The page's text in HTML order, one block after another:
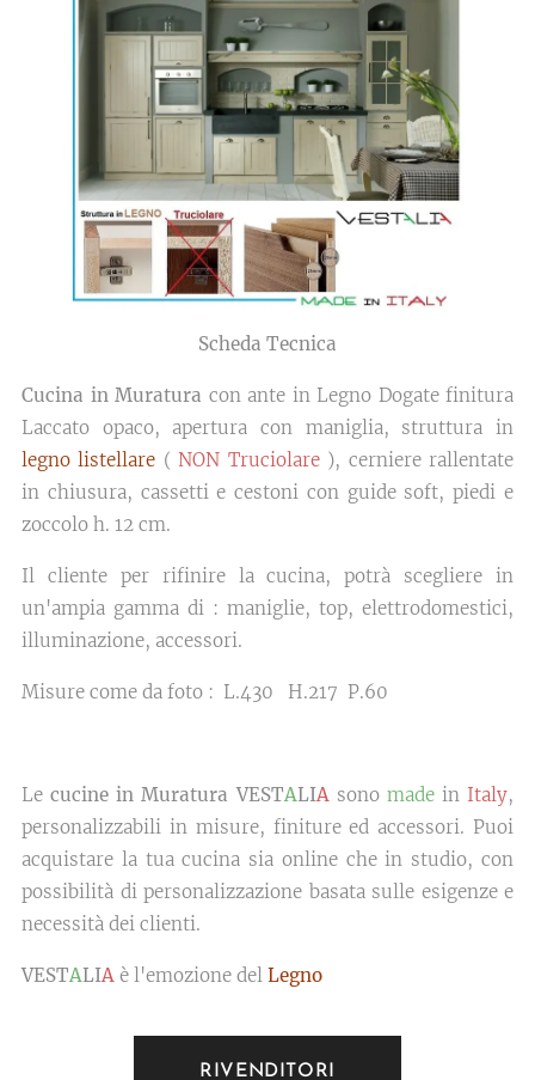
Scheda Tecnica
Cucina in Muratura con ante in Legno Dogate finitura
Laccato opaco, apertura con maniglia, struttura in
legno listellare ( NON Truciolare), cerniere rallentate
in chiusura, cassetti e cestoni con guide soft, piedi e
zoccolo h. 12 cm.
Il cliente per rifinire la cucina, potrà scegliere in
un'ampia gamma di : maniglie, top, elettrodomestici,
illuminazione, accessori.
Misure come da foto : L.430 H.217 P.60
Lecucine in Muratura VESTALIAsono madein Italy,
personalizzabili in misure, finiture ed accessori. Puoi
acquistare la tua cucina sia online che in studio, con
possibilità di personalizzazione basata sulle esigenze e
necessità dei clienti.
VESTALIA è l'emozione del Legno
RIVENDITORI